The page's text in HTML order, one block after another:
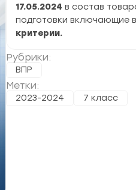
17.05.2024 в состав
подготовки включающие
критерии.
Рубрики:
ВПР
Метки:
2023-2024 7 класс